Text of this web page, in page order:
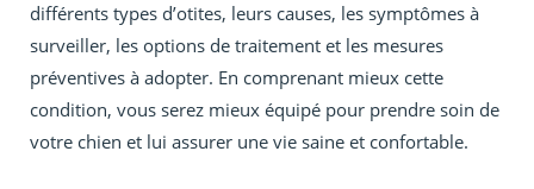
différents types d’otites, leurs causes, les symptômes à
surveiller, les options de traitement et les mesures
préventives à adopter. En comprenant mieux cette
condition, vous serez mieux équipé pour prendre soin de
votre chien et lui assurer une vie saine et confortable.